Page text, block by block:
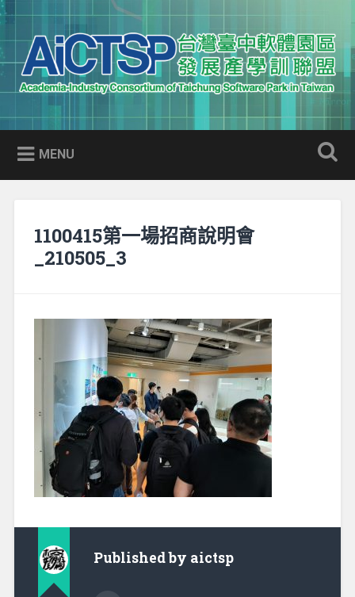
Skip
to
content
Search
AICTSP 台灣臺中軟體園區發展
產學訓聯盟
Academia-Industry Consortium of Taichung Software Park
in Taiwan
MENU
1100415第一場招商說明會
_210505_3
Published by aictsp